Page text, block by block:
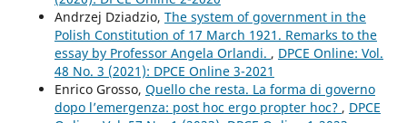
Andrzej Dziadzio, The system of government in the
Polish Constitution of 17 March 1921. Remarks to the
essay by Professor Angela Orlandi. , DPCE Online: Vol.
48 No. 3 (2021): DPCE Online 3-2021
Enrico Grosso, Quello che resta. La forma di governo
dopo l’emergenza: post hoc ergo propter hoc? , DPCE